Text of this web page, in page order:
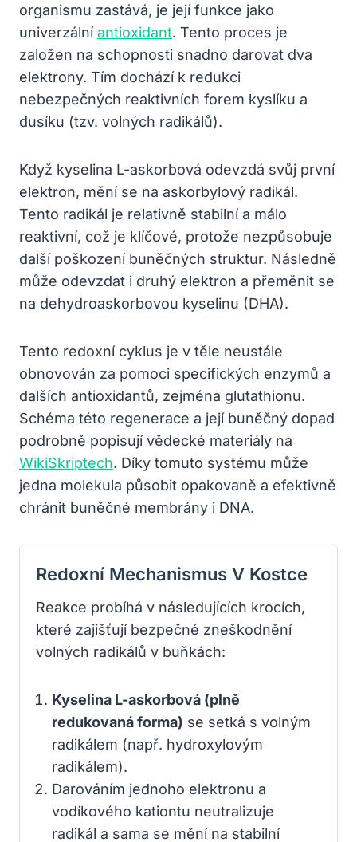
organismu zastává, je její funkce jako
univerzálníantioxidant. Tento proces je
založen na schopnosti snadno darovat dva
elektrony. Tím dochází k redukci
nebezpečných reaktivních forem kyslíku a
dusíku (tzv. volných radikálů).
Když kyselina L-askorbová odevzdá svůj první
elektron, mění se na askorbylový radikál.
Tento radikál je relativně stabilní a málo
reaktivní, což je klíčové, protože nezpůsobuje
další poškození buněčných struktur. Následně
může odevzdat i druhý elektron a přeměnit se
na dehydroaskorbovou kyselinu (DHA).
Tento redoxní cyklus je v těle neustále
obnovován za pomoci specifických enzymů a
dalších antioxidantů, zejména glutathionu.
Schéma této regenerace a její buněčný dopad
podrobně popisují vědecké materiály na
WikiSkriptech. Díky tomuto systému může
jedna molekula působit opakovaně a efektivně
chránit buněčné membrány i DNA.
Redoxní Mechanismus V Kostce
Reakce probíhá v následujících krocích,
které zajišťují bezpečné zneškodnění
volných radikálů v buňkách:
Kyselina L-askorbová (plně
redukovaná forma) se setká s volným
radikálem (např. hydroxylovým
radikálem).
Darováním jednoho elektronu a
vodíkového kationtu neutralizuje
radikál a sama se mění na stabilní